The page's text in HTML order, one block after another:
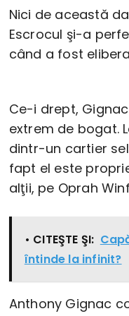
Nici de această
Escrocul şi-a
când a fost
Ce-i drept,
extrem de bogat.
dintr-un cartier
fapt el este
alţii, pe Oprah
• CITEŞTE ŞI:
întinde la infinit?
Anthony Gignac